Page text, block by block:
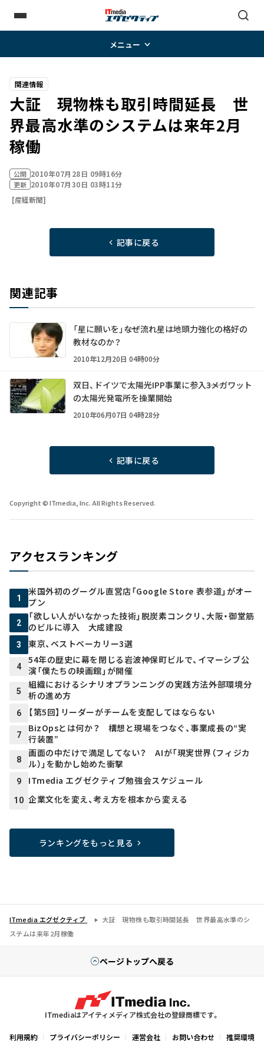
メニュー
関連情報
大証 現物株も取引時間延長 世
界最高水準のシステムは来年2月
稼働
公開 2010年07月28日 09時16分
更新 2010年07月30日 03時11分
[産経新聞]
記事に戻る
関連記事
「星に願いを」――なぜ流れ星は地頭力強化の格好の
教材なのか？
2010年12月20日 04時00分
双日、ドイツで太陽光IPP事業に参入――3メガワット
の太陽光発電所を操業開始
2010年06月07日 04時28分
記事に戻る
Copyright © ITmedia, Inc. All Rights Reserved.
アクセスランキング
1
米国外初のグーグル直営店「Google Store 表参道」がオー
プン
2
「欲しい人がいなかった技術」脱炭素コンクリ、大阪・御堂筋
のビルに導入 大成建設
3 東京、ベストベーカリー3選
4
54年の歴史に幕を閉じる岩波神保町ビルで、イマーシブ公
演「僕たちの映画館」が開催
5
組織におけるシナリオプランニングの実践方法――外部環境分
析の進め方
6 【第5回】リーダーがチームを支配してはならない
7
BizOpsとは何か？ 構想と現場をつなぐ、事業成長の“実
行装置”
8
画面の中だけで満足してない？ AIが「現実世界（フィジカ
ル）」を動かし始めた衝撃
9 ITmedia エグゼクティブ勉強会スケジュール
10 企業文化を変え、考え方を根本から変える
ランキングをもっと見る
ITmedia エグゼクティブ
大証 現物株も取引時間延長 世界最高水準のシ
ステムは来年2月稼働
ページトップへ戻る
ITmediaはアイティメディア株式会社の登録商標です。
利用規約 プライバシーポリシー 運営会社 お問い合わせ 推奨環境